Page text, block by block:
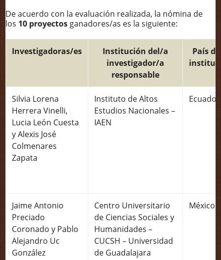
De acuerdo con la evaluación realizada, la nómina de
los 10 proyectos ganadores/as es la siguiente:
Investigadoras/es
Institución del/a
investigador/a
responsable
País
Silvia Lorena
Herrera Vinelli,
Lucia León Cuesta
y Alexis José
Colmenares
Zapata
Instituto de Altos
Estudios Nacionales –
IAEN
Ecuador
Jaime Antonio
Preciado
Coronado y Pablo
Alejandro Uc
González
Centro Universitario
de Ciencias Sociales y
Humanidades –
CUCSH – Universidad
de Guadalajara
México